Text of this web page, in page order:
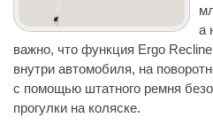
а
важно, что функция Ergo
внутри автомобиля, на
с помощью штатного ремня
прогулки на коляске.